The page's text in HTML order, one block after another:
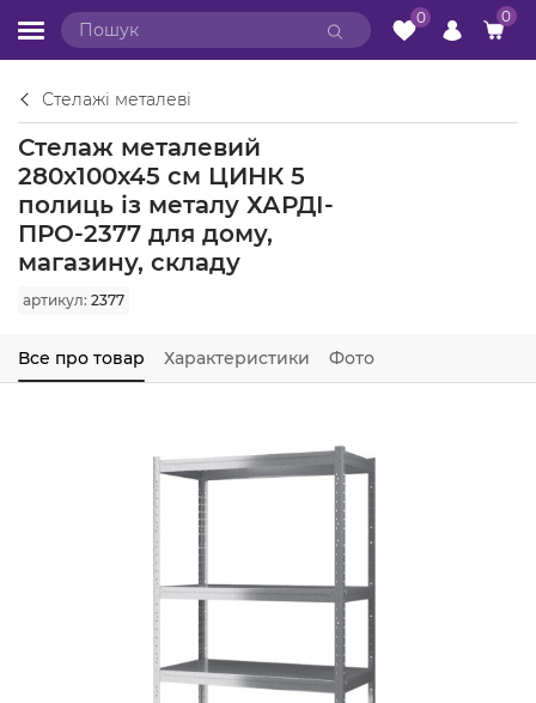
0 0
Стелажі металеві
Стелаж металевий
280х100х45 см ЦИНК 5
полиць із металу ХАРДІ-
ПРО-2377 для дому,
магазину, складу
артикул: 2377
Все про товар Характеристики Фото